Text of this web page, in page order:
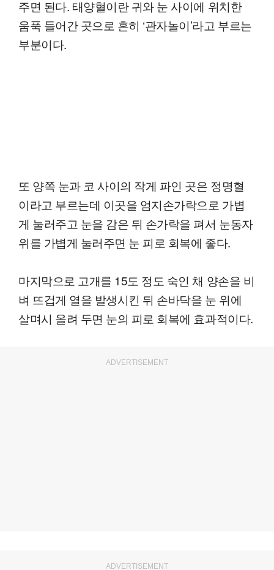
주면 된다. 태양혈이란 귀와 눈 사이에 위치한
움푹 들어간 곳으로 흔히 ‘관자놀이’라고 부르는
부분이다.
또 양쪽 눈과 코 사이의 작게 파인 곳은 정명혈
이라고 부르는데 이곳을 엄지손가락으로 가볍
게 눌러주고 눈을 감은 뒤 손가락을 펴서 눈동자
위를 가볍게 눌러주면 눈 피로 회복에 좋다.
마지막으로 고개를 15도 정도 숙인 채 양손을 비
벼 뜨겁게 열을 발생시킨 뒤 손바닥을 눈 위에
살며시 올려 두면 눈의 피로 회복에 효과적이다.
ADVERTISEMENT
ADVERTISEMENT